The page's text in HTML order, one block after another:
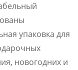
упаковка для
новогодних и